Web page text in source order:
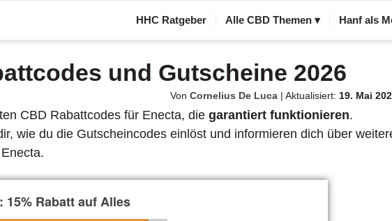
HHC Ratgeber Alle CBD Themen ▾ Hanf als
und Gutscheine 2026
Von Cornelius De Luca | Aktualisiert: 19. Mai
CBD Rabattcodes für Enecta, die garantiert funktionieren.
wie du die Gutscheincodes einlöst und informieren dich über
15% Rabatt auf Alles